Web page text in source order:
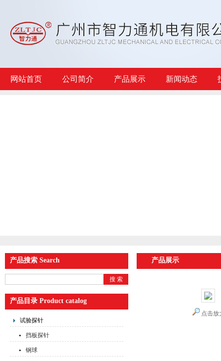
网站首页 公司简介 产品展示 新闻动态
产品搜索 Search
产品目录 Product catalog
试验探针
挡板探针
钢球
产品展示
点击放